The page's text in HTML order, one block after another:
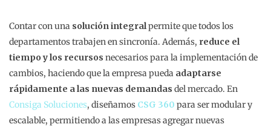
Contar con una solución integralpermite que todos los
departamentos trabajen en sincronía. Además, reduce el
tiempo y los recursos necesarios para la implementación de
cambios, haciendo que la empresa pueda adaptarse
rápidamente a las nuevas demandas del mercado. En
Consiga Soluciones, diseñamos CSG 360 para ser modular y
escalable, permitiendo a las empresas agregar nuevas